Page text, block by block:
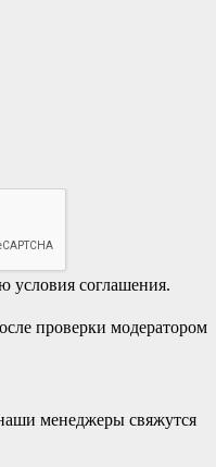
условия соглашения.
проверки модератором
менеджеры свяжутся